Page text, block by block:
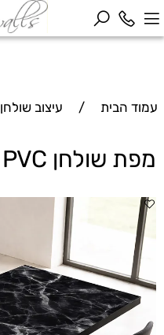
עמוד הבית / עיצוב שולחן
מפת שולחן PVC דמוי שיש שחור